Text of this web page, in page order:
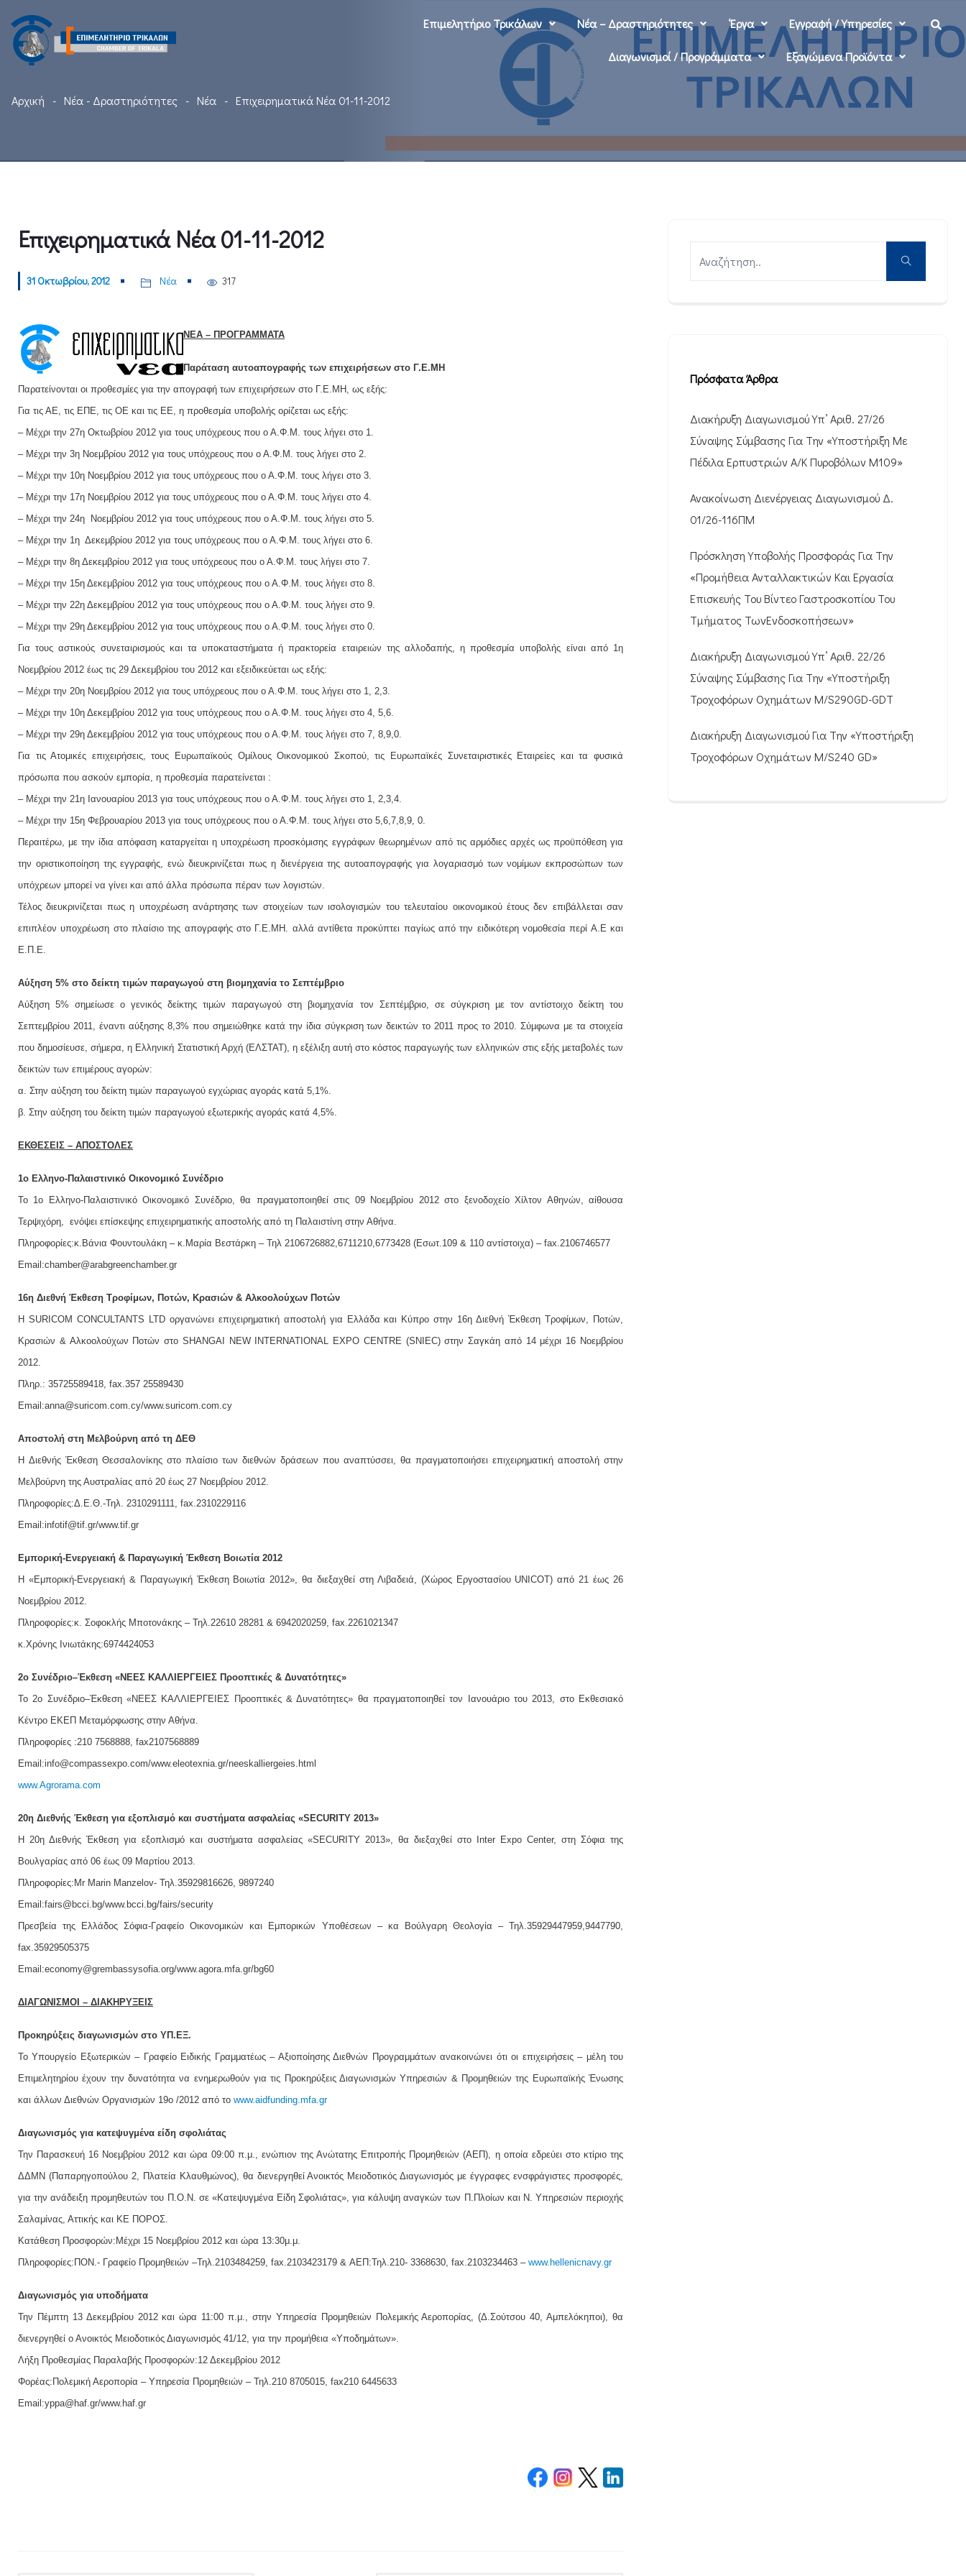
Επιμελητήριο Τρικάλων Νέα – Δραστηριότητες ‘Εργα Εγγραφή / Υπηρεσίες
Διαγωνισμοί / Προγράμματα Εξαγώμενα Προϊόντα
Αρχική Νέα - Δραστηριότητες Νέα Επιχειρηματικά Νέα 01-11-2012
Επιχειρηματικά Νέα 01-11-2012
31 Οκτωβρίου, 2012 Νέα 317
ΝΕΑ – ΠΡΟΓΡΑΜΜΑΤΑ
Παράταση αυτοαπογραφής των επιχειρήσεων στο Γ.Ε.ΜΗ
Παρατείνονται οι προθεσμίες για την απογραφή των επιχειρήσεων στο Γ.Ε.ΜΗ, ως εξής:
Για τις ΑΕ, τις ΕΠΕ, τις ΟΕ και τις ΕΕ, η προθεσμία υποβολής ορίζεται ως εξής:
– Μέχρι την 27η Οκτωβρίου 2012 για τους υπόχρεους που ο Α.Φ.Μ. τους λήγει στο 1.
– Μέχρι την 3η Νοεμβρίου 2012 για τους υπόχρεους που ο Α.Φ.Μ. τους λήγει στο 2.
– Μέχρι την 10η Νοεμβρίου 2012 για τους υπόχρεους που ο Α.Φ.Μ. τους λήγει στο 3.
– Μέχρι την 17η Νοεμβρίου 2012 για τους υπόχρεους που ο Α.Φ.Μ. τους λήγει στο 4.
– Μέχρι την 24η Νοεμβρίου 2012 για τους υπόχρεους που ο Α.Φ.Μ. τους λήγει στο 5.
– Μέχρι την 1η Δεκεμβρίου 2012 για τους υπόχρεους που ο Α.Φ.Μ. τους λήγει στο 6.
– Μέχρι την 8η Δεκεμβρίου 2012 για τους υπόχρεους που ο Α.Φ.Μ. τους λήγει στο 7.
– Μέχρι την 15η Δεκεμβρίου 2012 για τους υπόχρεους που ο Α.Φ.Μ. τους λήγει στο 8.
– Μέχρι την 22η Δεκεμβρίου 2012 για τους υπόχρεους που ο Α.Φ.Μ. τους λήγει στο 9.
– Μέχρι την 29η Δεκεμβρίου 2012 για τους υπόχρεους που ο Α.Φ.Μ. τους λήγει στο 0.
Για τους αστικούς συνεταιρισμούς και τα υποκαταστήματα ή πρακτορεία εταιρειών της αλλοδαπής, η προθεσμία υποβολής είναι από 1η
Νοεμβρίου 2012 έως τις 29 Δεκεμβρίου του 2012 και εξειδικεύεται ως εξής:
– Μέχρι την 20η Νοεμβρίου 2012 για τους υπόχρεους που ο Α.Φ.Μ. τους λήγει στο 1, 2,3.
– Μέχρι την 10η Δεκεμβρίου 2012 για τους υπόχρεους που ο Α.Φ.Μ. τους λήγει στο 4, 5,6.
– Μέχρι την 29η Δεκεμβρίου 2012 για τους υπόχρεους που ο Α.Φ.Μ. τους λήγει στο 7, 8,9,0.
Για τις Ατομικές επιχειρήσεις, τους Ευρωπαϊκούς Ομίλους Οικονομικού Σκοπού, τις Ευρωπαϊκές Συνεταιριστικές Εταιρείες και τα φυσικά
πρόσωπα που ασκούν εμπορία, η προθεσμία παρατείνεται :
– Μέχρι την 21η Ιανουαρίου 2013 για τους υπόχρεους που ο Α.Φ.Μ. τους λήγει στο 1, 2,3,4.
– Μέχρι την 15η Φεβρουαρίου 2013 για τους υπόχρεους που ο Α.Φ.Μ. τους λήγει στο 5,6,7,8,9, 0.
Περαιτέρω, με την ίδια απόφαση καταργείται η υποχρέωση προσκόμισης εγγράφων θεωρημένων από τις αρμόδιες αρχές ως προϋπόθεση για
την οριστικοποίηση της εγγραφής, ενώ διευκρινίζεται πως η διενέργεια της αυτοαπογραφής για λογαριασμό των νομίμων εκπροσώπων των
υπόχρεων μπορεί να γίνει και από άλλα πρόσωπα πέραν των λογιστών.
Τέλος διευκρινίζεται πως η υποχρέωση ανάρτησης των στοιχείων των ισολογισμών του τελευταίου οικονομικού έτους δεν επιβάλλεται σαν
επιπλέον υποχρέωση στο πλαίσιο της απογραφής στο Γ.Ε.ΜΗ. αλλά αντίθετα προκύπτει παγίως από την ειδικότερη νομοθεσία περί Α.Ε και
Ε.Π.Ε.
Αύξηση 5% στο δείκτη τιµών παραγωγού στη βιομηχανία το Σεπτέμβριο
Αύξηση 5% σηµείωσε ο γενικός δείκτης τιµών παραγωγού στη βιοµηχανία τον Σεπτέµβριο, σε σύγκριση µε τον αντίστοιχο δείκτη του
Σεπτεµβρίου 2011, έναντι αύξησης 8,3% που σηµειώθηκε κατά την ίδια σύγκριση των δεικτών το 2011 προς το 2010. Σύµφωνα με τα στοιχεία
που δηµοσίευσε, σήµερα, η Ελληνική Στατιστική Αρχή (ΕΛΣΤΑΤ), η εξέλιξη αυτή στο κόστος παραγωγής των ελληνικών στις εξής µεταβολές των
δεικτών των επιµέρους αγορών:
α. Στην αύξηση του δείκτη τιµών παραγωγού εγχώριας αγοράς κατά 5,1%.
β. Στην αύξηση του δείκτη τιµών παραγωγού εξωτερικής αγοράς κατά 4,5%.
ΕΚΘΕΣΕΙΣ – ΑΠΟΣΤΟΛΕΣ
1ο Ελληνο-Παλαιστινικό Οικονομικό Συνέδριο
Το 1ο Ελληνο-Παλαιστινικό Οικονομικό Συνέδριο, θα πραγματοποιηθεί στις 09 Νοεμβρίου 2012 στο ξενοδοχείο Χίλτον Αθηνών, αίθουσα
Τερψιχόρη, ενόψει επίσκεψης επιχειρηματικής αποστολής από τη Παλαιστίνη στην Αθήνα.
Πληροφορίες:κ.Βάνια Φουντουλάκη – κ.Μαρία Βεστάρκη – Τηλ 2106726882,6711210,6773428 (Εσωτ.109 & 110 αντίστοιχα) – fax.2106746577
Email:chamber@arabgreenchamber.gr
16η Διεθνή Έκθεση Τροφίμων, Ποτών, Κρασιών & Αλκοολούχων Ποτών
Η SURICOM CONCULTANTS LTD οργανώνει επιχειρηματική αποστολή για Ελλάδα και Κύπρο στην 16η Διεθνή Έκθεση Τροφίμων, Ποτών,
Κρασιών & Αλκοολούχων Ποτών στο SHANGAI NEW INTERNATIONAL EXPO CENTRE (SNIEC) στην Σαγκάη από 14 μέχρι 16 Νοεμβρίου
2012.
Πληρ.: 35725589418, fax.357 25589430
Email:anna@suricom.com.cy/www.suricom.com.cy
Αποστολή στη Μελβούρνη από τη ΔΕΘ
H Διεθνής Έκθεση Θεσσαλονίκης στο πλαίσιο των διεθνών δράσεων που αναπτύσσει, θα πραγματοποιήσει επιχειρηματική αποστολή στην
Μελβούρνη της Αυστραλίας από 20 έως 27 Νοεμβρίου 2012.
Πληροφορίες:Δ.Ε.Θ.-Τηλ. 2310291111, fax.2310229116
Email:infotif@tif.gr/www.tif.gr
Εμπορική-Ενεργειακή & Παραγωγική Έκθεση Βοιωτία 2012
Η «Εμπορική-Ενεργειακή & Παραγωγική Έκθεση Βοιωτία 2012», θα διεξαχθεί στη Λιβαδειά, (Χώρος Εργοστασίου UNICOT) από 21 έως 26
Νοεμβρίου 2012.
Πληροφορίες:κ. Σοφοκλής Μποτονάκης – Τηλ.22610 28281 & 6942020259, fax.2261021347
κ.Χρόνης Ινιωτάκης:6974424053
2ο Συνέδριο–Έκθεση «ΝΕΕΣ ΚΑΛΛΙΕΡΓΕΙΕΣ Προοπτικές & Δυνατότητες»
Το 2ο Συνέδριο–Έκθεση «ΝΕΕΣ ΚΑΛΛΙΕΡΓΕΙΕΣ Προοπτικές & Δυνατότητες» θα πραγματοποιηθεί τον Ιανουάριο του 2013, στο Εκθεσιακό
Κέντρο ΕΚΕΠ Μεταμόρφωσης στην Αθήνα.
Πληροφορίες :210 7568888, fax2107568889
Email:info@compassexpo.com/www.eleotexnia.gr/neeskalliergeies.html
www.Agrorama.com
20η Διεθνής Έκθεση για εξοπλισμό και συστήματα ασφαλείας «SECURITY 2013»
Η 20η Διεθνής Έκθεση για εξοπλισμό και συστήματα ασφαλείας «SECURITY 2013», θα διεξαχθεί στο Inter Expo Center, στη Σόφια της
Βουλγαρίας από 06 έως 09 Μαρτίου 2013.
Πληροφορίες:Mr Marin Manzelov- Τηλ.35929816626, 9897240
Email:fairs@bcci.bg/www.bcci.bg/fairs/security
Πρεσβεία της Ελλάδος Σόφια-Γραφείο Οικονομικών και Εμπορικών Υποθέσεων – κα Βούλγαρη Θεολογία – Τηλ.35929447959,9447790,
fax.35929505375
Email:economy@grembassysofia.org/www.agora.mfa.gr/bg60
ΔΙΑΓΩΝΙΣΜΟΙ – ΔΙΑΚΗΡΥΞΕΙΣ
Προκηρύξεις διαγωνισμών στο ΥΠ.ΕΞ.
Το Υπουργείο Εξωτερικών – Γραφείο Ειδικής Γραμματέως – Αξιοποίησης Διεθνών Προγραμμάτων ανακοινώνει ότι οι επιχειρήσεις – μέλη του
Επιμελητηρίου έχουν την δυνατότητα να ενημερωθούν για τις Προκηρύξεις Διαγωνισμών Υπηρεσιών & Προμηθειών της Ευρωπαϊκής Ένωσης
και άλλων Διεθνών Οργανισμών 19ο /2012 από τo www.aidfunding.mfa.gr
Διαγωνισμός για κατεψυγμένα είδη σφολιάτας
Την Παρασκευή 16 Νοεμβρίου 2012 και ώρα 09:00 π.μ., ενώπιον της Ανώτατης Επιτροπής Προμηθειών (ΑΕΠ), η οποία εδρεύει στο κτίριο της
ΔΔΜΝ (Παπαρηγοπούλου 2, Πλατεία Κλαυθμώνος), θα διενεργηθεί Ανοικτός Μειοδοτικός Διαγωνισμός με έγγραφες ενσφράγιστες προσφορές,
για την ανάδειξη προμηθευτών του Π.Ο.Ν. σε «Κατεψυγμένα Είδη Σφολιάτας», για κάλυψη αναγκών των Π.Πλοίων και Ν. Υπηρεσιών περιοχής
Σαλαμίνας, Αττικής και ΚΕ ΠΟΡΟΣ.
Κατάθεση Προσφορών:Μέχρι 15 Νοεμβρίου 2012 και ώρα 13:30μ.μ.
Πληροφορίες:ΠΟΝ.- Γραφείο Προμηθειών –Τηλ.2103484259, fax.2103423179 & ΑΕΠ:Τηλ.210- 3368630, fax.2103234463 – www.hellenicnavy.gr
Διαγωνισμός για υποδήματα
Την Πέμπτη 13 Δεκεμβρίου 2012 και ώρα 11:00 π.μ., στην Υπηρεσία Προμηθειών Πολεμικής Αεροπορίας, (Δ.Σούτσου 40, Αμπελόκηποι), θα
διενεργηθεί ο Ανοικτός Μειοδοτικός Διαγωνισμός 41/12, για την προμήθεια «Υποδημάτων».
Λήξη Προθεσμίας Παραλαβής Προσφορών:12 Δεκεμβρίου 2012
Φορέας:Πολεμική Αεροπορία – Υπηρεσία Προμηθειών – Τηλ.210 8705015, fax210 6445633
Email:yppa@haf.gr/www.haf.gr
Πρόσφατα Άρθρα
Διακήρυξη Διαγωνισμού Υπ’ Αριθ. 27/26
Σύναψης Σύμβασης Για Την «Υποστήριξη Με
Πέδιλα Ερπυστριών Α/Κ Πυροβόλων M109»
Ανακοίνωση Διενέργειας Διαγωνισμού Δ.
01/26-116ΠΜ
Πρόσκληση Υποβολής Προσφοράς Για Την
«Προμήθεια Ανταλλακτικών Και Εργασία
Επισκευής Του Βίντεο Γαστροσκοπίου Του
Τμήματος ΤωνΕνδοσκοπήσεων»
Διακήρυξη Διαγωνισμού Υπ’ Αριθ. 22/26
Σύναψης Σύμβασης Για Την «Υποστήριξη
Τροχοφόρων Οχημάτων M/S290GD-GDT
Διακήρυξη Διαγωνισμού Για Την «Υποστήριξη
Τροχοφόρων Οχημάτων M/S240 GD»